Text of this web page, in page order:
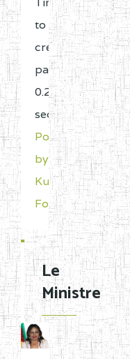
to
create
page:
0.261
seconds
Powered
by
Kunena
Forum
Le
Ministre